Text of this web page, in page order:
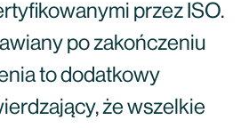
przez ISO.
po zakończeniu
to dodatkowy
że wszelkie